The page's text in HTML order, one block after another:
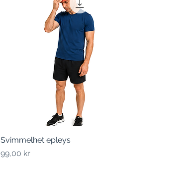
Hurtigvisning
Svimmelhet epleys
Pris
99,00 kr